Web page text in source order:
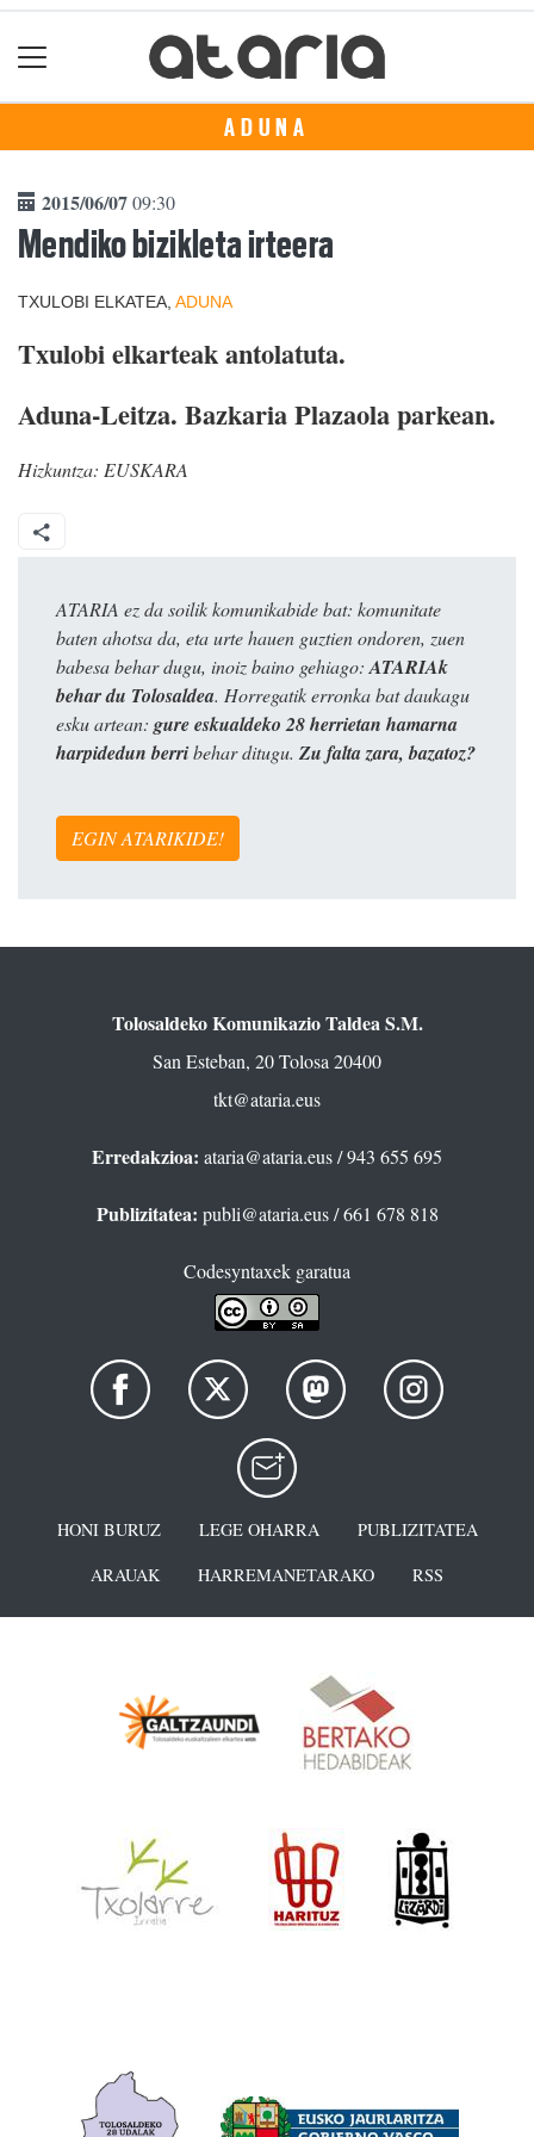
ADUNA
2015/06/0709:30
Mendiko bizikleta irteera
TXULOBI ELKATEA, ADUNA
Txulobi elkarteak antolatuta.
Aduna-Leitza. Bazkaria Plazaola parkean.
Hizkuntza: EUSKARA
ATARIA ez da soilik komunikabide bat: komunitate
baten ahotsa da, eta urte hauen guztien ondoren, zuen
babesa behar dugu, inoiz baino gehiago: ATARIAk
behar du Tolosaldea. Horregatik erronka bat daukagu
esku artean: gure eskualdeko 28 herrietan hamarna
harpidedun berribehar ditugu. Zu falta zara, bazatoz?
EGIN ATARIKIDE!
Tolosaldeko Komunikazio Taldea S.M.
San Esteban, 20 Tolosa 20400
tkt@ataria.eus
Erredakzioa: ataria@ataria.eus/ 943 655 695
Publizitatea: publi@ataria.eus/ 661 678 818
Codesyntaxek garatua
HONI BURUZ LEGE OHARRA
PUBLIZITATEA
ARAUAK
HARREMANETARAKO RSS